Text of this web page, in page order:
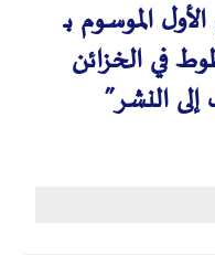
الأول الموسوم بـ
في الخزائن
النشر”